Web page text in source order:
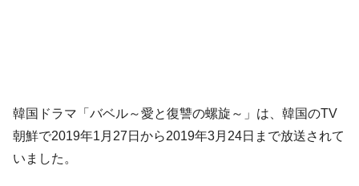
韓国ドラマ「バベル～愛と復讐の螺旋～」は、韓国のTV
朝鮮で2019年1月27日から2019年3月24日まで放送されて
いました。